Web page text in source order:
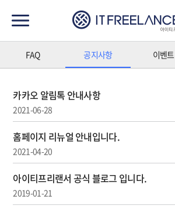
FAQ 공지사항 이벤트
카카오 알림톡 안내사항
2021-06-28
홈페이지 리뉴얼 안내입니다.
2021-04-20
아이티프리랜서 공식 블로그 입니다.
2019-01-21